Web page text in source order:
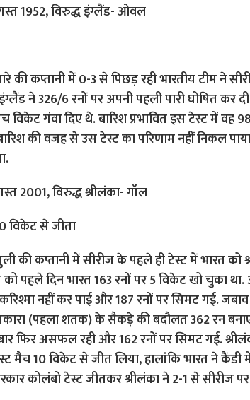
1952, विरुद्ध इंग्लैंड- ओवल
की कप्तानी में 0-3 से पिछड़ रही भारतीय टीम ने
ने 326/6 रनों पर अपनी पहली पारी घोषित कर
विकेट गंवा दिए थे. बारिश प्रभावित इस टेस्ट में
की वजह से उस टेस्ट का परिणाम नहीं निकल
2001, विरुद्ध श्रीलंका- गॉल
विकेट से जीता
की कप्तानी में सीरीज के पहले ही टेस्ट में भारत को
पहले दिन भारत 163 रनों पर 5 विकेट खो चुका
नहीं कर पाई और 187 रनों पर सिमट गई.
(पहला शतक) के सैकड़े की बदौलत 362 रन
फिर असफल रही और 162 रनों पर सिमट गई.
मैच 10 विकेट से जीत लिया, हालांकि भारत ने
कोलंबो टेस्ट जीतकर श्रीलंका ने 2-1 से सीरीज